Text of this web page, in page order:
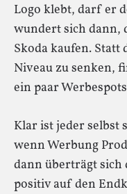
Logo klebt, darf er
wundert sich dann,
Skoda kaufen.
Niveau zu senken,
ein paar
Klar ist jeder selbst
wenn Werbung
dann überträgt sich
positiv auf den